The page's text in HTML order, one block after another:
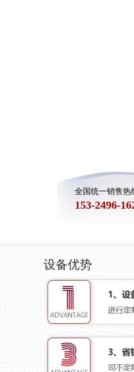
全国统一销售热
153-2496-
设备优势具有过硬的
从脱水到
内，厂家